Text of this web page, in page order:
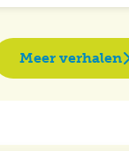
Meer verhalen